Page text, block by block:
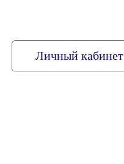
Личный кабинет